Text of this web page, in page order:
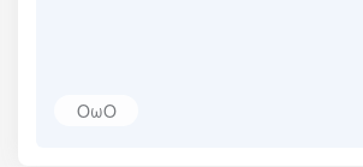
OωO